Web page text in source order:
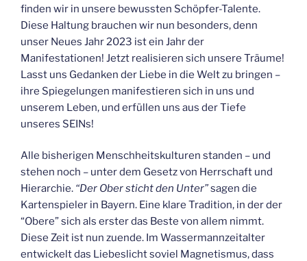
finden wir in unsere bewussten Schöpfer-Talente.
Diese Haltung brauchen wir nun besonders, denn
unser Neues Jahr 2023 ist ein Jahr der
Manifestationen! Jetzt realisieren sich unsere Träume!
Lasst uns Gedanken der Liebe in die Welt zu bringen –
ihre Spiegelungen manifestieren sich in uns und
unserem Leben, und erfüllen uns aus der Tiefe
unseres SEINs!
Alle bisherigen Menschheitskulturen standen – und
stehen noch – unter dem Gesetz von Herrschaft und
Hierarchie. “Der Ober sticht den Unter”sagen die
Kartenspieler in Bayern. Eine klare Tradition, in der der
“Obere” sich als erster das Beste von allem nimmt.
Diese Zeit ist nun zuende. Im Wassermannzeitalter
entwickelt das Liebeslicht soviel Magnetismus, dass